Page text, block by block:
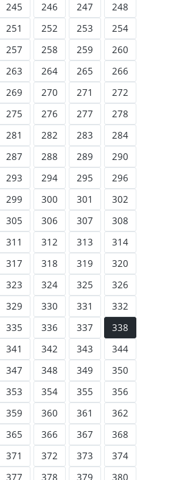
245 246 247
248
251 252 253
254
257 258 259
260
263 264 265
266
269 270 271
272
275 276 277
278
281 282 283
284
287 288 289
290
293 294 295
296
299 300 301
302
305 306 307
308
311 312 313
314
317 318 319
320
323 324 325
326
329 330 331
332
335 336 337
338
341 342 343
344
347 348 349
350
353 354 355
356
359 360 361
362
365 366 367
368
371 372 373
374
377 378 379 380